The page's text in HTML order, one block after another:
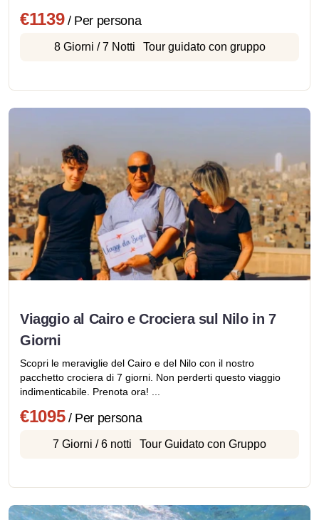
€1139/ Per persona
8 Giorni / 7 Notti Tour guidato con gruppo
Viaggio al Cairo e Crociera sul Nilo in 7
Giorni
Scopri le meraviglie del Cairo e del Nilo con il nostro
pacchetto crociera di 7 giorni. Non perderti questo viaggio
indimenticabile. Prenota ora! ...
€1095/ Per persona
7 Giorni / 6 notti Tour Guidato con Gruppo